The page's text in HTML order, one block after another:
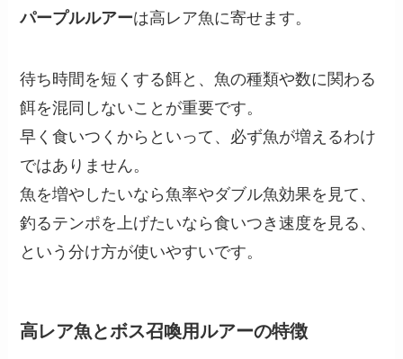
パープルルアーは高レア魚に寄せます。
待ち時間を短くする餌と、魚の種類や数に関わる
餌を混同しないことが重要です。
早く食いつくからといって、必ず魚が増えるわけ
ではありません。
魚を増やしたいなら魚率やダブル魚効果を見て、
釣るテンポを上げたいなら食いつき速度を見る、
という分け方が使いやすいです。
高レア魚とボス召喚用ルアーの特徴